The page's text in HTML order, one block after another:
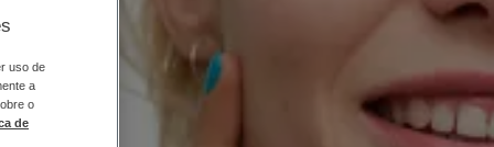
uso de
a
o
de